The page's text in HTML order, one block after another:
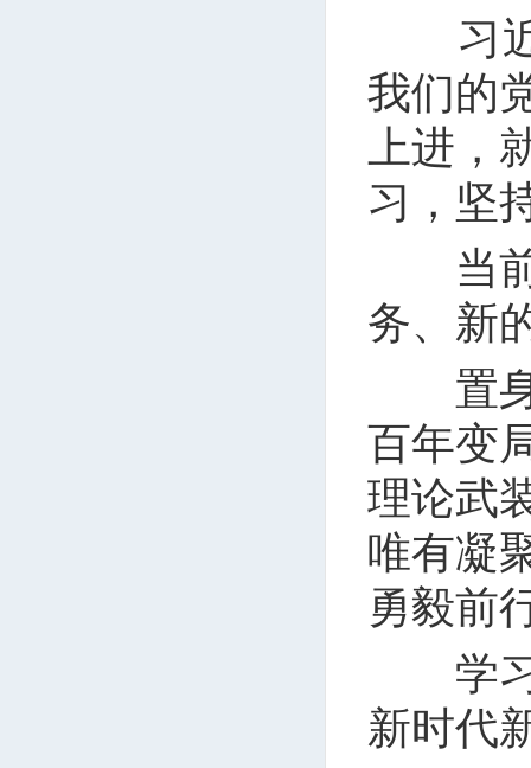
习近
我们的
上进，
习，坚
当前
务、新
置身
百年变
理论武
唯有凝
勇毅前
学习
新时代